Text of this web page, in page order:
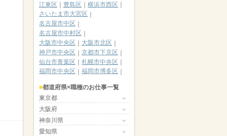
江東区
豊島区
横浜市西区
さいたま市大宮区
名古屋市中区
名古屋市中村区
大阪市中央区
大阪市北区
神戸市中央区
京都市下京区
仙台市青葉区
札幌市中央区
福岡市中央区
福岡市博多区
都道府県×職種のお仕事一覧
東京都
大阪府
神奈川県
愛知県